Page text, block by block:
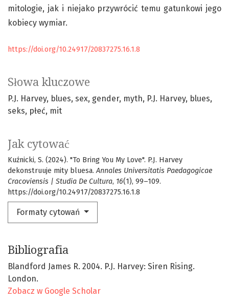
Słowa kluczowe
P.J. Harvey blues sex gender myth P.J. Harvey blues
seks płeć mit
Jak cytować
Kuźnicki, S. (2024). "To Bring You My Love". P.J. Harvey
dekonstruuje mity bluesa.Annales Universitatis Paedagogicae
Cracoviensis | Studia De Cultura, 16(1), 99–109.
https://doi.org/10.24917/20837275.16.1.8
Formaty cytowań
mitologie, jak i niejako przywrócić temu gatunkowi jego
kobiecy wymiar.
https://doi.org/10.24917/20837275.16.1.8
Bibliografia
Blandford James R. 2004. P.J. Harvey: Siren Rising.
London.
Zobacz w Google Scholar